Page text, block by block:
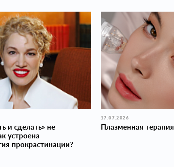
и сделать» не
устроена
прокраcтинации?
17.07.2026
Плазменная терапия